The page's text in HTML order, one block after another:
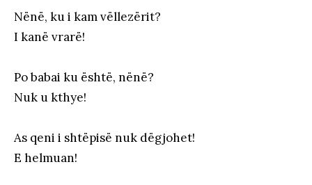
Nënë, ku i kam vëllezërit?
I kanë vrarë!
Po babai ku është, nënë?
Nuk u kthye!
As qeni i shtëpisë nuk dëgjohet!
E helmuan!